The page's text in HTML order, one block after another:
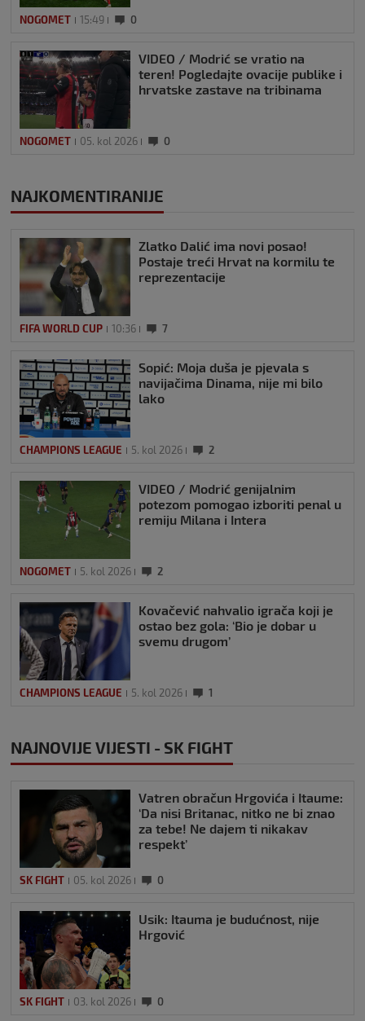
NOGOMET 15:49 0
VIDEO / Modrić se vratio na
teren! Pogledajte ovacije publike i
hrvatske zastave na tribinama
NOGOMET 05. kol 2026 0
NAJKOMENTIRANIJE
Zlatko Dalić ima novi posao!
Postaje treći Hrvat na kormilu te
reprezentacije
FIFA WORLD CUP 10:36 7
Sopić: Moja duša je pjevala s
navijačima Dinama, nije mi bilo
lako
CHAMPIONS LEAGUE 5. kol 2026 2
VIDEO / Modrić genijalnim
potezom pomogao izboriti penal u
remiju Milana i Intera
NOGOMET 5. kol 2026 2
Kovačević nahvalio igrača koji je
ostao bez gola: ‘Bio je dobar u
svemu drugom’
CHAMPIONS LEAGUE 5. kol 2026 1
NAJNOVIJE VIJESTI - SK FIGHT
Vatren obračun Hrgovića i Itaume:
‘Da nisi Britanac, nitko ne bi znao
za tebe! Ne dajem ti nikakav
respekt’
SK FIGHT 05. kol 2026 0
Usik: Itauma je budućnost, nije
Hrgović
SK FIGHT 03. kol 2026 0